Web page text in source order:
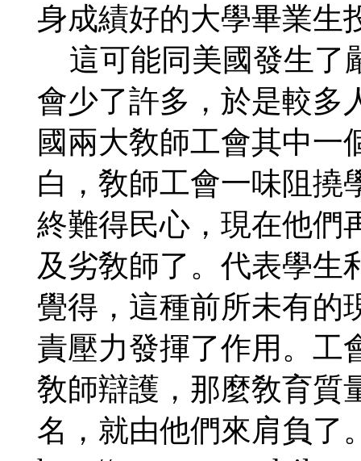
身成績好的大學畢業生
這可能同美國發生了
會少了許多，於是較多
國兩大敎師工會其中
白，敎師工會一味阻撓
終難得民心，現在他們
及劣敎師了。代表學生
覺得，這種前所未有的
責壓力發揮了作用。工
敎師辯護，那麼敎育質
名，就由他們來肩負了